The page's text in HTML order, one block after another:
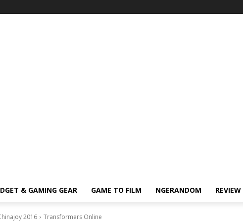
& GAMING GEAR GAME TO FILM NGERANDOM REVIEW
2016 Transformers Online